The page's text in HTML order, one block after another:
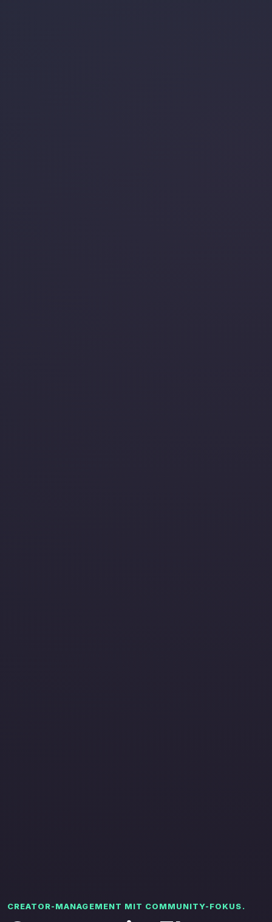
CREATOR-MANAGEMENT MIT COMMUNITY-FOKUS.